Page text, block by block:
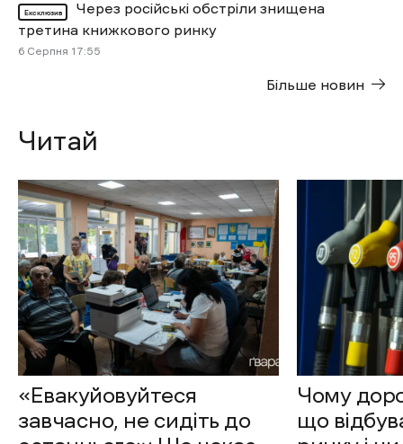
Ексклюзив
Через російські обстріли знищена
третина книжкового ринку
6 Cерпня 17:55
Більше новин
Читай
«Евакуйовуйтеся
завчасно, не сидіть до
Чому
що